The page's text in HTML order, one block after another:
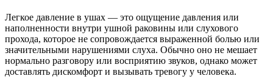
Легкое давление в ушах — это ощущение давления или
наполненности внутри ушной раковины или слухового
прохода, которое не сопровождается выраженной болью или
значительными нарушениями слуха. Обычно оно не мешает
нормально разговору или восприятию звуков, однако может
доставлять дискомфорт и вызывать тревогу у человека.